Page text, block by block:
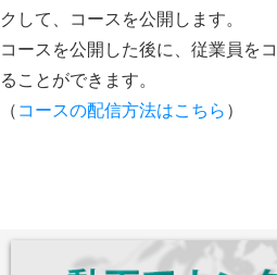
クして、コースを公開します。
コースを公開した後に、従業員を
ることができます。
（ コースの配信方法はこちら ）